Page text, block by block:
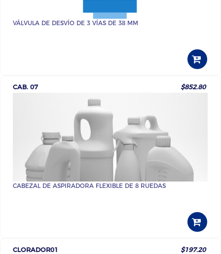
VÁLVULA DE DESVÍO DE 3 VÍAS DE 38 MM
CAB. 07 $852.80
CABEZAL DE ASPIRADORA FLEXIBLE DE 8 RUEDAS
CLORADOR01 $197.20